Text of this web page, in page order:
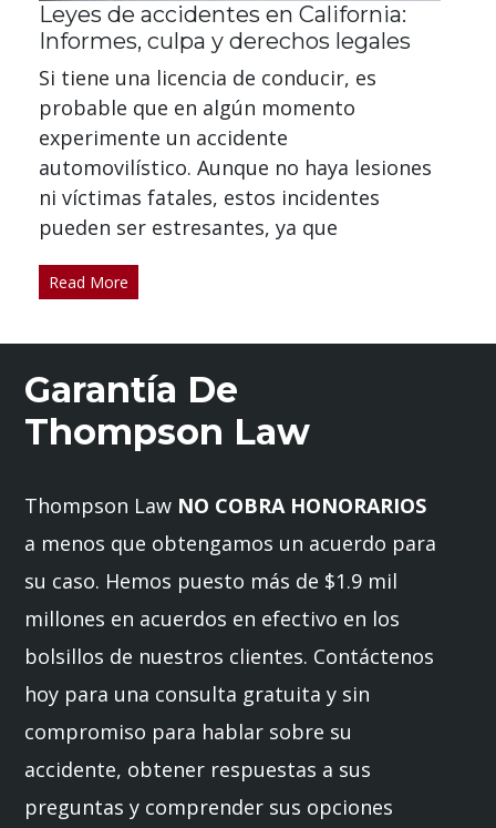
Leyes de accidentes en California:
Informes, culpa y derechos legales
Si tiene una licencia de conducir, es
probable que en algún momento
experimente un accidente
automovilístico. Aunque no haya lesiones
ni víctimas fatales, estos incidentes
pueden ser estresantes, ya que
Read More
Garantía De
Thompson Law
Thompson Law NO COBRA HONORARIOS
a menos que obtengamos un acuerdo para
su caso. Hemos puesto más de $1.9 mil
millones en acuerdos en efectivo en los
bolsillos de nuestros clientes. Contáctenos
hoy para una consulta gratuita y sin
compromiso para hablar sobre su
accidente, obtener respuestas a sus
preguntas y comprender sus opciones